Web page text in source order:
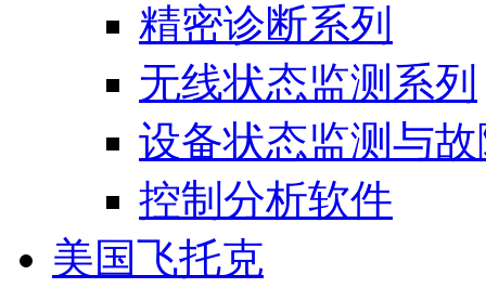
精密诊断系列
无线状态监测系列
设备状态监测与
控制分析软件
美国飞托克